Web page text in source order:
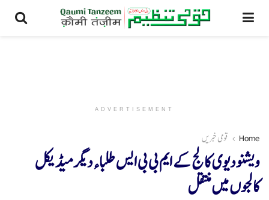
ADVERTISEMENT
Home قومی خبریں
ویشنو دیوی کالج کے ایم بی بی ایس طلباء دیگر میڈیکل
کالجوں میں منتقل